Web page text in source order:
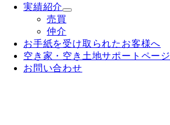
実績紹介
売買
仲介
お手紙を受け取られたお客様へ
空き家・空き土地サポートページ
お問い合わせ